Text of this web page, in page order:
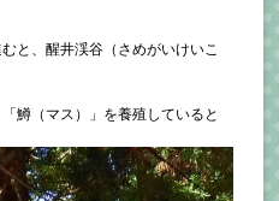
と、醒井渓谷（さめがいけいこ
鱒（マス）」を養殖していると